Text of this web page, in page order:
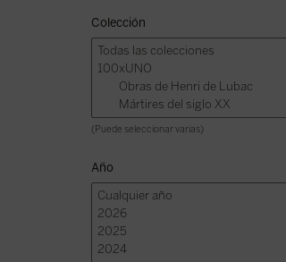
Colección
(Puede seleccionar varias)
Año